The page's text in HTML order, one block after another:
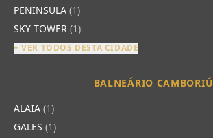
PENINSULA (1)
SKY TOWER (1)
+ VER TODOS DESTA CIDADE
BALNEÁRIO CAMBORIÚ
ALAIA (1)
GALES (1)